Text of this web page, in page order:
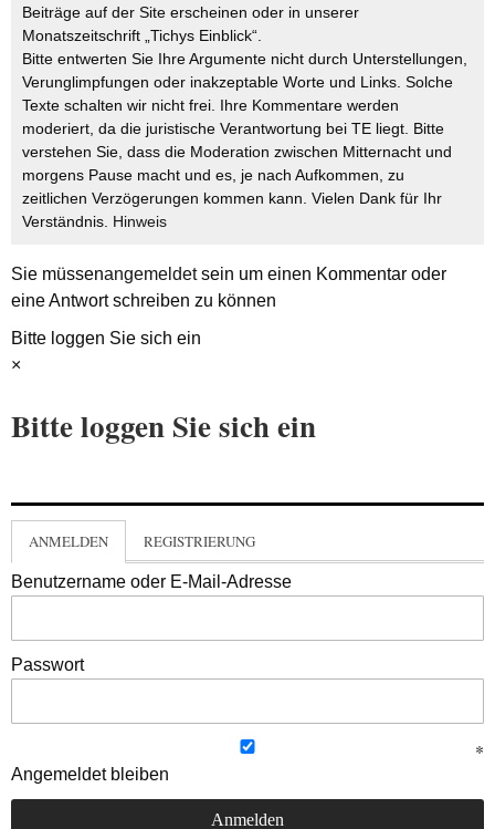
Beiträge auf der Site erscheinen oder in unserer
Monatszeitschrift „Tichys Einblick“.
Bitte entwerten Sie Ihre Argumente nicht durch Unterstellungen,
Verunglimpfungen oder inakzeptable Worte und Links. Solche
Texte schalten wir nicht frei. Ihre Kommentare werden
moderiert, da die juristische Verantwortung bei TE liegt. Bitte
verstehen Sie, dass die Moderation zwischen Mitternacht und
morgens Pause macht und es, je nach Aufkommen, zu
zeitlichen Verzögerungen kommen kann. Vielen Dank für Ihr
Verständnis. Hinweis
Sie müssenangemeldetsein um einen Kommentar oder
eine Antwort schreiben zu können
Bitte loggen Sie sich ein
×
Bitte loggen Sie sich ein
ANMELDEN REGISTRIERUNG
Benutzername oder E-Mail-Adresse
Passwort
Angemeldet bleiben